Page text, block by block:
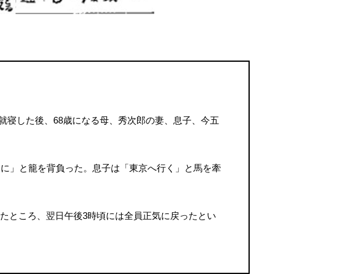
寝した後、68歳になる母、秀次郎の妻、息子、今五
」と籠を背負った。息子は「東京へ行く」と馬を牽
ところ、翌日午後3時頃には全員正気に戻ったとい